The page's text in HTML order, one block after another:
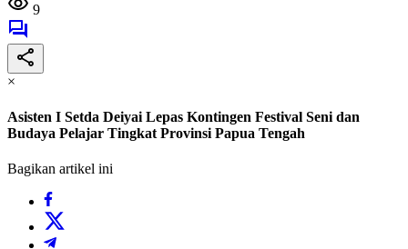
9
×
Asisten I Setda Deiyai Lepas Kontingen Festival Seni dan
Budaya Pelajar Tingkat Provinsi Papua Tengah
Bagikan artikel ini